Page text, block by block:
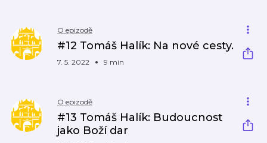
O epizodě
#12 Tomáš Halík: Na nové cesty.
7. 5. 2022 9 min
O epizodě
#13 Tomáš Halík: Budoucnost
jako Boží dar